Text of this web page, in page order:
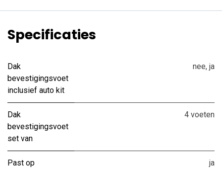
Specificaties
Dak
bevestigingsvoet
inclusief auto kit
nee, ja
Dak
bevestigingsvoet
set van
4 voeten
Past op
ja